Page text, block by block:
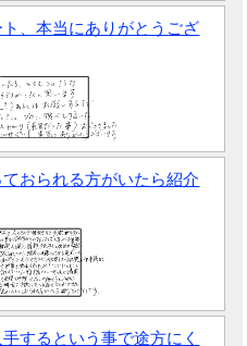
、本当にありがとうござ
おられる方がいたら紹介
するという事で途方にく